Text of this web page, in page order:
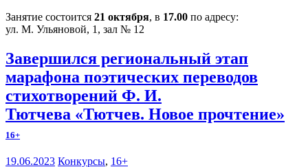
Занятие состоится 21 октября, в 17.00 по адресу:
ул. М. Ульяновой, 1, зал № 12
Завершился региональный этап
марафона поэтических переводов
стихотворений Ф. И.
Тютчева «Тютчев. Новое прочтение»
16+
19.06.2023 Конкурсы, 16+